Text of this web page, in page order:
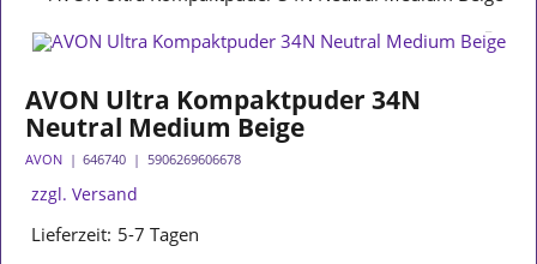
AVON Ultra Kompaktpuder 34N
Neutral Medium Beige
AVON 646740 5906269606678
zzgl. Versand
Lieferzeit: 5-7 Tagen